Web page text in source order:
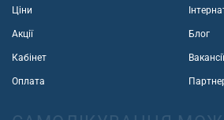
Ціни
Акції
Кабінет
Оплата
Блог
Вакансії